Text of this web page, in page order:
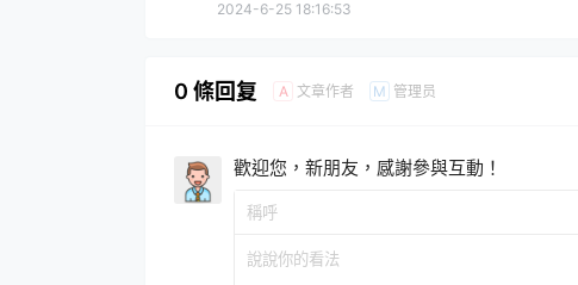
2024-6-25 18:16:53
0 條回复 A 文章作者 M 管理员
歡迎您，新朋友，感謝參與互動！